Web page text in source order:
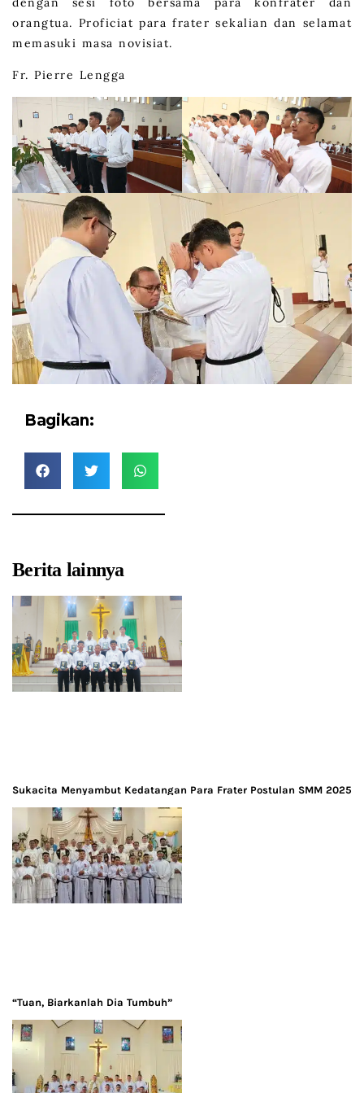
orangtua. Proficiat para frater sekalian dan selamat
memasuki masa novisiat.
Fr. Pierre Lengga
Bagikan:
Berita lainnya
Sukacita Menyambut Kedatangan Para Frater Postulan SMM 2025
“Tuan, Biarkanlah Dia Tumbuh”